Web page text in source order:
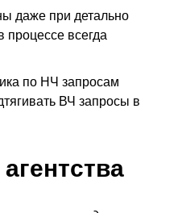
даже при детально
процессе всегда
по НЧ запросам
ВЧ запросы в